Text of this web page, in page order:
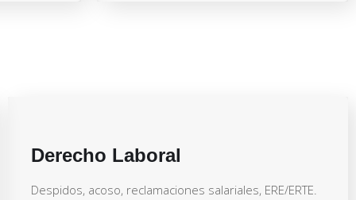
Derecho Laboral
Despidos, acoso, reclamaciones salariales, ERE/ERTE.